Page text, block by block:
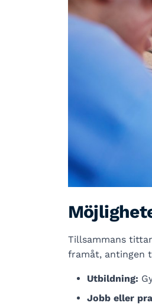
Tillsammans
framåt, antingen
Utbildning:
Jobb eller